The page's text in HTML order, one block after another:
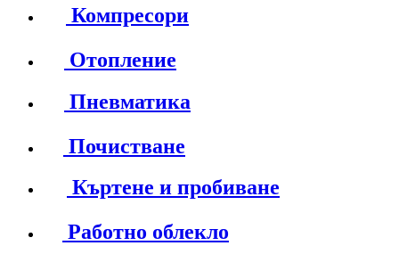
Компресори
Отопление
Пневматика
Почистване
Къртене и пробиване
Работно облекло